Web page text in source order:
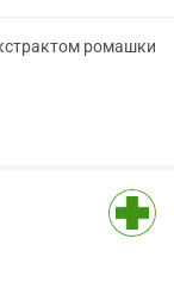
ромашки